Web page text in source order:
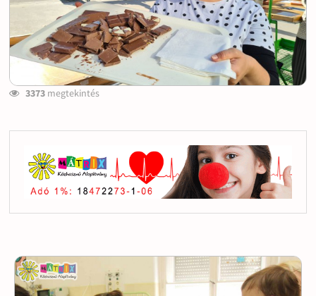
3373megtekintés